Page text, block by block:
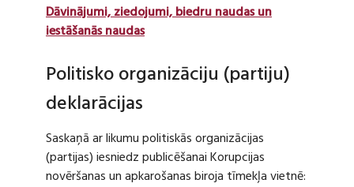
Dāvinājumi, ziedojumi, biedru naudas un
iestāšanās naudas
Politisko organizāciju (partiju)
deklarācijas
Saskaņā ar likumu politiskās organizācijas
(partijas) iesniedz publicēšanai Korupcijas
novēršanas un apkarošanas biroja tīmekļa vietnē: